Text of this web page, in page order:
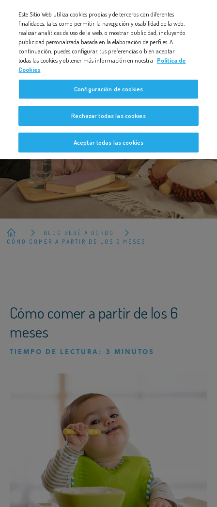
accesibilidad.Bebé a Bordo
BLOG BEBÉ A BORDO
CÓMO COMER A PARTIR DE LOS 6 MESES
Cómo comer a partir de los 6
meses
TIEMPO DE LECTURA: 3 MINUTOS
Este Sitio Web utiliza cookies propias y de terceros con diferentes
finalidades, tales como permitir la navegación y usabilidad de la web,
realizar analíticas de uso de la web, o mostrar publicidad, incluyendo
publicidad personalizada basada en la elaboración de perfiles. A
continuación, puedes configurar tus preferencias o bien aceptar
todas las cookies y obtener más información en nuestra
Política de
Cookies
Configuración de cookies
Rechazar todas las cookies
Aceptar todas las cookies